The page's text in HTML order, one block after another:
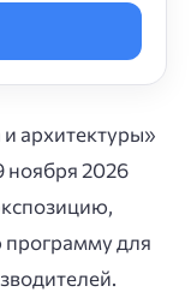
архитектуры»
ноября 2026
программу для